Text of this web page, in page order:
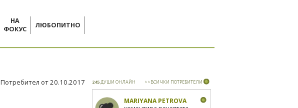
НА
ФОКУС
ЛЮБОПИТНО
Потребител от 20.10.2017 245ДУШИ ОНЛАЙН >>ВСИЧКИ ПОТРЕБИТЕЛИ
MARIYANA PETROVA